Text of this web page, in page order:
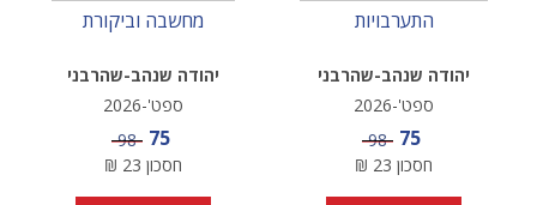
התערבויות
יהודה שנהב-שהרבני
ספט'-2026
מחיר מבצע
75 מחיר
98
חסכון 23
₪
מחשבה וביקורת
יהודה שנהב-שהרבני
ספט'-2026
מחיר מבצע
75 מחיר
98
חסכון 23
₪